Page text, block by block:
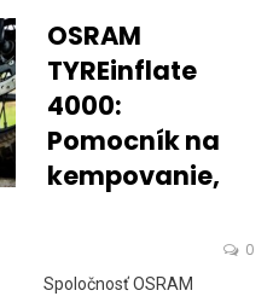
OSRAM
TYREinflate
4000:
Pomocník na
kempovanie,
0
Spoločnosť OSRAM